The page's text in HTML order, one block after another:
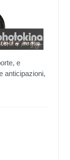
e
anticipazioni,